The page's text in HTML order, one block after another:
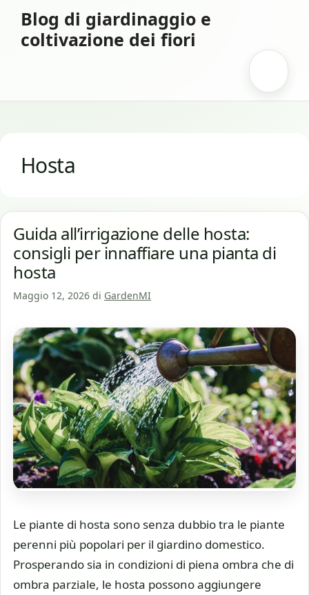
contenuto
Blog di giardinaggio e
coltivazione dei fiori
Hosta
Guida all’irrigazione delle hosta:
consigli per innaffiare una pianta di
hosta
Maggio 12, 2026 di GardenMI
Le piante di hosta sono senza dubbio tra le piante
perenni più popolari per il giardino domestico.
Prosperando sia in condizioni di piena ombra che di
ombra parziale, le hosta possono aggiungere